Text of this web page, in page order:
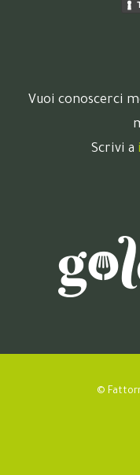
Vuoi conoscerci
Scrivi a
©